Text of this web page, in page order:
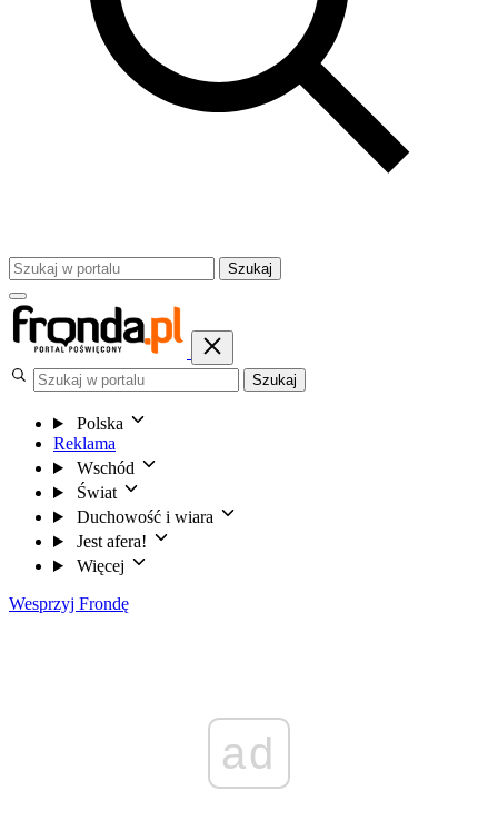
Szukaj
Szukaj
Polska
Reklama
Wschód
Świat
Duchowość i wiara
Jest afera!
Więcej
Wesprzyj Frondę
ad